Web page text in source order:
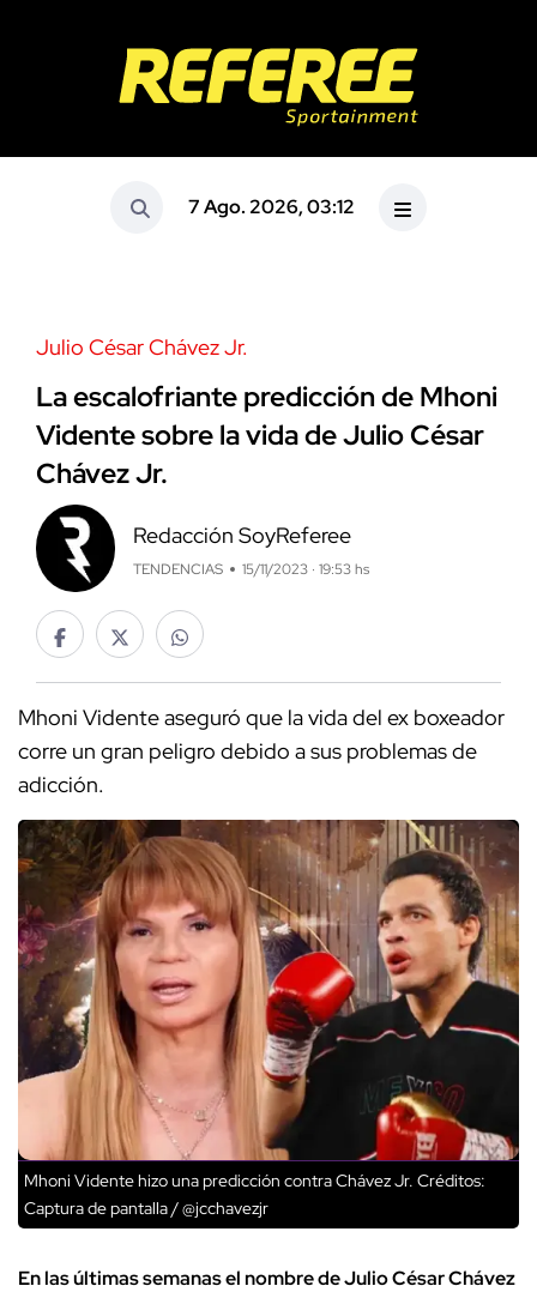
7 Ago. 2026, 03:12
Julio César Chávez Jr.
La escalofriante predicción de Mhoni
Vidente sobre la vida de Julio César
Chávez Jr.
Redacción SoyReferee
TENDENCIAS 15/11/2023 · 19:53 hs
Mhoni Vidente aseguró que la vida del ex boxeador
corre un gran peligro debido a sus problemas de
adicción.
Mhoni Vidente hizo una predicción contra Chávez Jr. Créditos:
Captura de pantalla / @jcchavezjr
En las últimas semanas el nombre de Julio César Chávez